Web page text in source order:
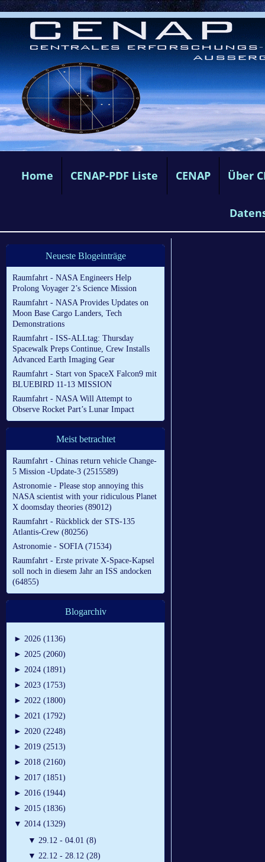
Home CENAP-PDF Liste CENAP Über
Neueste Blogeinträge
Raumfahrt - NASA Engineers Help
Prolong Voyager 2’s Science Mission
Raumfahrt - NASA Provides Updates on
Moon Base Cargo Landers, Tech
Demonstrations
Raumfahrt - ISS-ALLtag: Thursday
Spacewalk Preps Continue, Crew Installs
Advanced Earth Imaging Gear
Raumfahrt - Start von SpaceX Falcon9 mit
BLUEBIRD 11-13 MISSION
Raumfahrt - NASA Will Attempt to
Observe Rocket Part’s Lunar Impact
Meist betrachtet
Raumfahrt - Chinas return vehicle Change-
5 Mission -Update-3 (2515589)
Astronomie - Please stop annoying this
NASA scientist with your ridiculous Planet
X doomsday theories (89012)
Raumfahrt - Rückblick der STS-135
Atlantis-Crew (80256)
Astronomie - SOFIA (71534)
Raumfahrt - Erste private X-Space-Kapsel
soll noch in diesem Jahr an ISS andocken
(64855)
Blogarchiv
► 2026 (1136)
► 2025 (2060)
► 2024 (1891)
► 2023 (1753)
► 2022 (1800)
► 2021 (1792)
► 2020 (2248)
► 2019 (2513)
► 2018 (2160)
► 2017 (1851)
► 2016 (1944)
► 2015 (1836)
▼ 2014 (1329)
▼ 29.12 - 04.01 (8)
▼ 22.12 - 28.12 (28)